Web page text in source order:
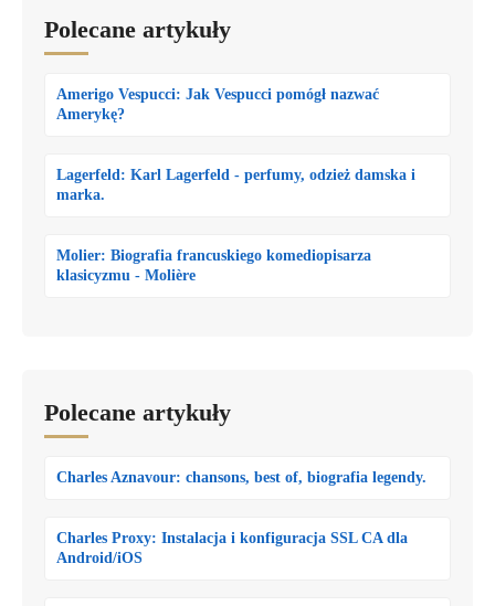
Polecane artykuły
Amerigo Vespucci: Jak Vespucci pomógł nazwać
Amerykę?
Lagerfeld: Karl Lagerfeld - perfumy, odzież damska i
marka.
Molier: Biografia francuskiego komediopisarza
klasicyzmu - Molière
Polecane artykuły
Charles Aznavour: chansons, best of, biografia legendy.
Charles Proxy: Instalacja i konfiguracja SSL CA dla
Android/iOS